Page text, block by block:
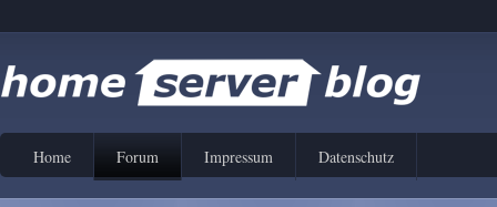
Home Forum Impressum Datenschutz